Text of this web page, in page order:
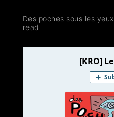
Des poches sous les yeux
read